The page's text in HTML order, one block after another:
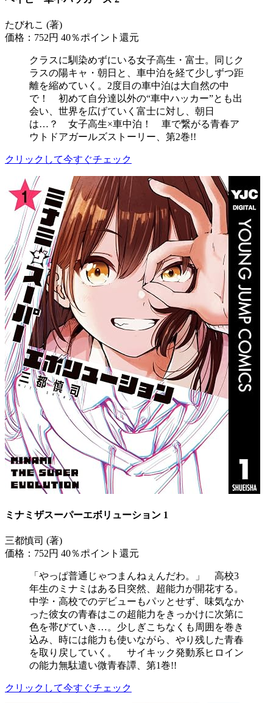
たびれこ (著)
価格：752円 40％ポイント還元
クラスに馴染めずにいる女子高生・富士。同じク
ラスの陽キャ・朝日と、車中泊を経て少しずつ距
離を縮めていく。2度目の車中泊は大自然の中
で！ 初めて自分達以外の“車中ハッカー”とも出
会い、世界を広げていく富士に対し、朝日
は…？ 女子高生×車中泊！ 車で繋がる青春ア
ウトドアガールズストーリー、第2巻!!
クリックして今すぐチェック
ミナミザスーパーエボリューション 1
三都慎司 (著)
価格：752円 40％ポイント還元
「やっぱ普通じゃつまんねぇんだわ。」 高校3
年生のミナミはある日突然、超能力が開花する。
中学・高校でのデビューもパッとせず、味気なか
った彼女の青春はこの超能力をきっかけに次第に
色を帯びていき…。少しぎこちなくも周囲を巻き
込み、時には能力も使いながら、やり残した青春
を取り戻していく。 サイキック発動系ヒロイン
の能力無駄遣い微青春譚、第1巻!!
クリックして今すぐチェック